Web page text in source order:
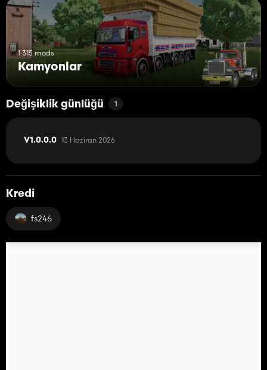
1 315 mods
Kamyonlar
Değişiklik günlüğü 1
V1.0.0.0 13 Haziran 2026
Kredi
fs246